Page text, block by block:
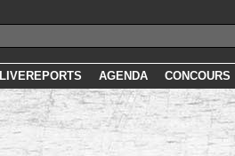
LIVEREPORTS AGENDA CONCOURS